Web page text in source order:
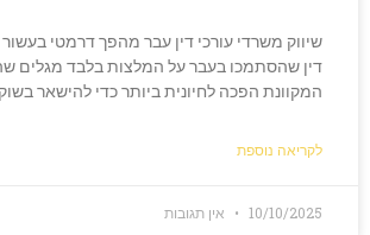
שיווק משרדי עורכי דין עבר מהפך דרמטי בעשור
דין שהסתמכו בעבר על המלצות בלבד מגלים
המקוונת הפכה לחיונית ביותר כדי להישאר בשוק
לקריאה נוספת
10/10/2025 אין תגובות